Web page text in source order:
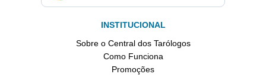
INSTITUCIONAL
Sobre o Central dos Tarólogos
Como Funciona
Promoções